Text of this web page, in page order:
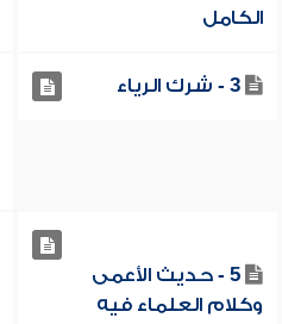
الكامل
3 - شرك الرياء
5 - حديث الأعمى
وكلام العلماء فيه